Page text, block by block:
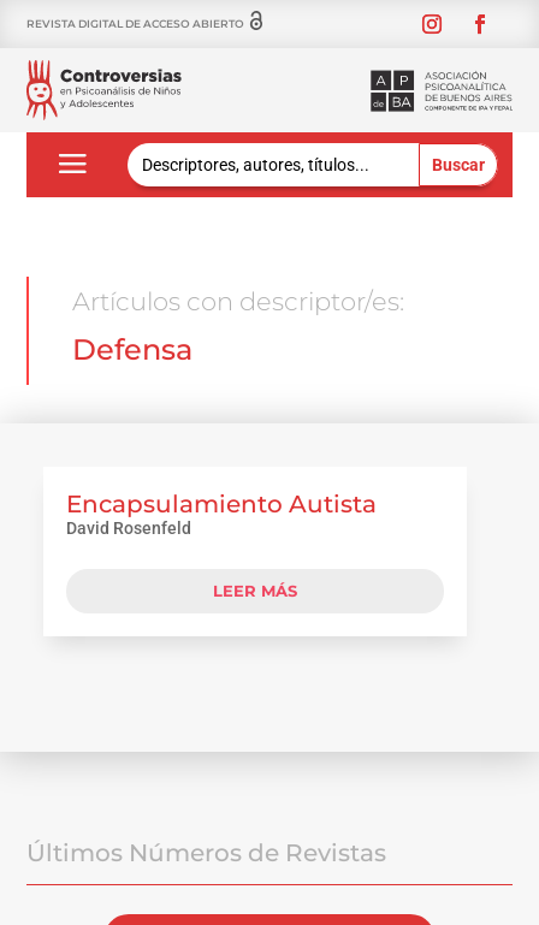
REVISTA DIGITAL DE ACCESO ABIERTO
Buscar:
Artículos con descriptor/es:
Defensa
Encapsulamiento Autista
David Rosenfeld
LEER MÁS
Últimos Números de Revistas